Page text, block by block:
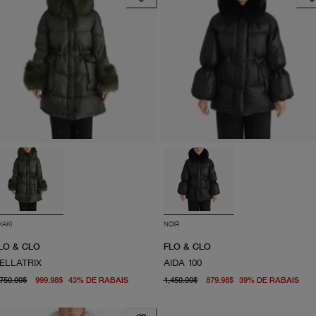
& CLO
prix d'origine 1,750.00$
999.98$ 43% DE RABAISprix actuel 999.98$
NOIR
FLO & CLO
AIDA 100
1,450.00$ prix d'origine 1,450.00$
879.98$ 39% DE RABAISÀ